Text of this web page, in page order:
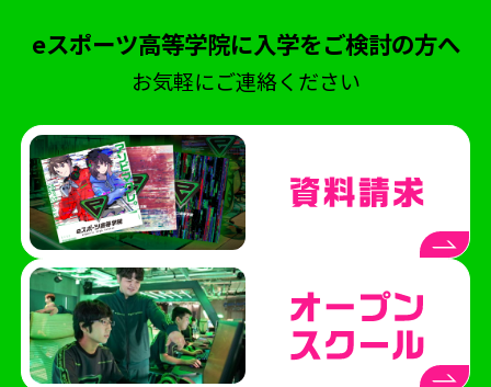
eスポーツ高等学院に入学をご検討の方へ
お気軽にご連絡ください